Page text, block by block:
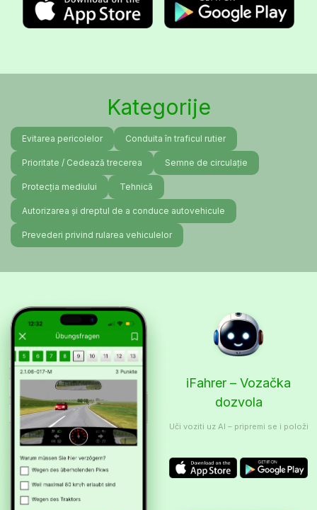
Kategorije
Evitarea pericolelor Conduita în traficul rutier
Prioritate / Cedează trecerea Semne de circulație
Protecția mediului Tehnică
Autorizarea și dreptul de a conduce autovehicule
Prevederi privind rularea vehiculelor
iFahrer – Vozačka
dozvola
Uči voziti uz AI – pripremi se i položi